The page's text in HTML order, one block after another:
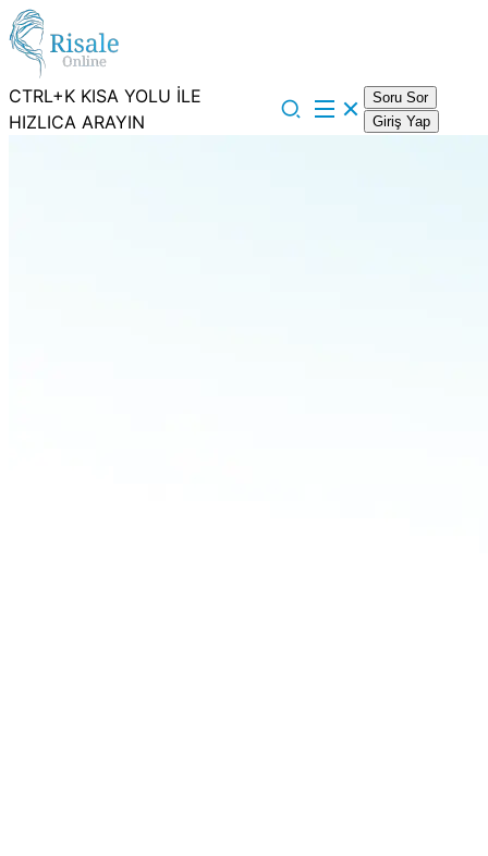
CTRL+K KISA YOLU İLE
HIZLICA ARAYIN
Soru Sor
Giriş Yap